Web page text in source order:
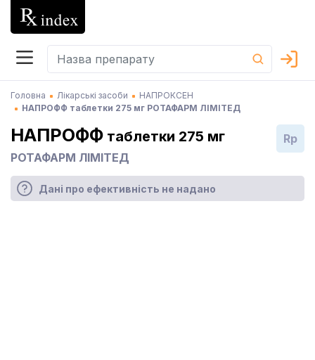
Головна Лікарські засоби
НАПРОКСЕН
НАПРОФФ таблетки 275 мг РОТАФАРМ ЛІМІТЕД
НАПРОФФ таблетки 275 мг
РОТАФАРМ ЛІМІТЕД
Rp
Дані про ефективність не надано